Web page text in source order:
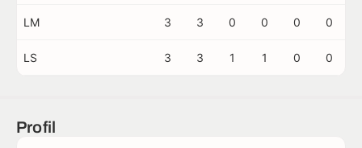
LM 3 3 0 0 0 0
LS 3 3 1 1 0 0
Profil